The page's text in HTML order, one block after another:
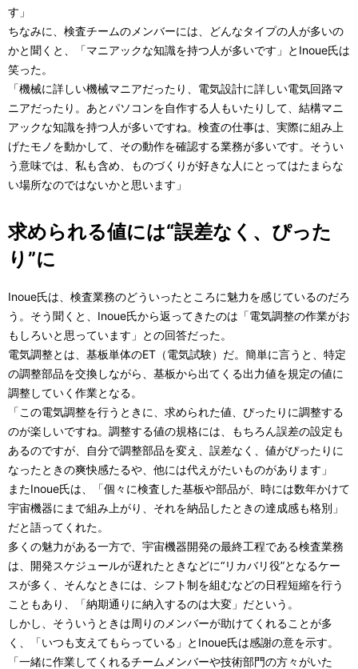
す」
ちなみに、検査チームのメンバーには、どんなタイプの人が多いの
かと聞くと、「マニアックな知識を持つ人が多いです」とInoue氏は
笑った。
「機械に詳しい機械マニアだったり、電気設計に詳しい電気回路マ
ニアだったり。あとパソコンを自作する人もいたりして、結構マニ
アックな知識を持つ人が多いですね。検査の仕事は、実際に組み上
げたモノを動かして、その動作を確認する業務が多いです。そうい
う意味では、私も含め、ものづくりが好きな人にとってはたまらな
い場所なのではないかと思います」
求められる値には“誤差なく、ぴった
り”に
Inoue氏は、検査業務のどういったところに魅力を感じているのだろ
う。そう聞くと、Inoue氏から返ってきたのは「電気調整の作業がお
もしろいと思っています」との回答だった。
電気調整とは、基板単体のET（電気試験）だ。簡単に言うと、特定
の調整部品を交換しながら、基板から出てくる出力値を規定の値に
調整していく作業となる。
「この電気調整を行うときに、求められた値、ぴったりに調整する
のが楽しいですね。調整する値の規格には、もちろん誤差の設定も
あるのですが、自分で調整部品を変え、誤差なく、値がぴったりに
なったときの爽快感たるや、他には代えがたいものがあります」
またInoue氏は、「個々に検査した基板や部品が、時には数年かけて
宇宙機器にまで組み上がり、それを納品したときの達成感も格別」
だと語ってくれた。
多くの魅力がある一方で、宇宙機器開発の最終工程である検査業務
は、開発スケジュールが遅れたときなどに“リカバリ役”となるケー
スが多く、そんなときには、シフト制を組むなどの日程短縮を行う
こともあり、「納期通りに納入するのは大変」だという。
しかし、そういうときは周りのメンバーが助けてくれることが多
く、「いつも支えてもらっている」とInoue氏は感謝の意を示す。
「一緒に作業してくれるチームメンバーや技術部門の方々がいた